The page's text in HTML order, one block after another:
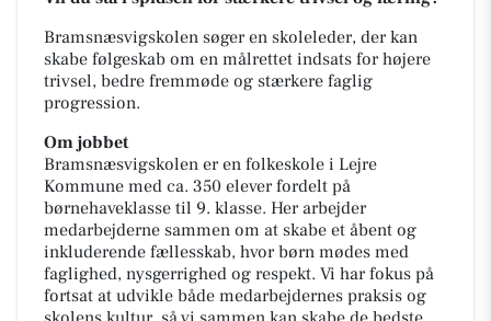
Bramsnæsvigskolen søger en skoleleder, der kan
skabe følgeskab om en målrettet indsats for højere
trivsel, bedre fremmøde og stærkere faglig
progression.
Om jobbet
Bramsnæsvigskolen er en folkeskole i Lejre
Kommune med ca. 350 elever fordelt på
børnehaveklasse til 9. klasse. Her arbejder
medarbejderne sammen om at skabe et åbent og
inkluderende fællesskab, hvor børn mødes med
faglighed, nysgerrighed og respekt. Vi har fokus på
fortsat at udvikle både medarbejdernes praksis og